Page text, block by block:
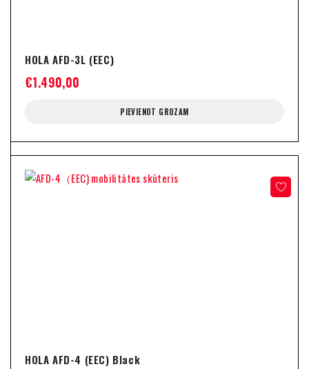
HOLA AFD-3L (EEC)
€1.490,00
PIEVIENOT GROZAM
HOLA AFD-4 (EEC) Black